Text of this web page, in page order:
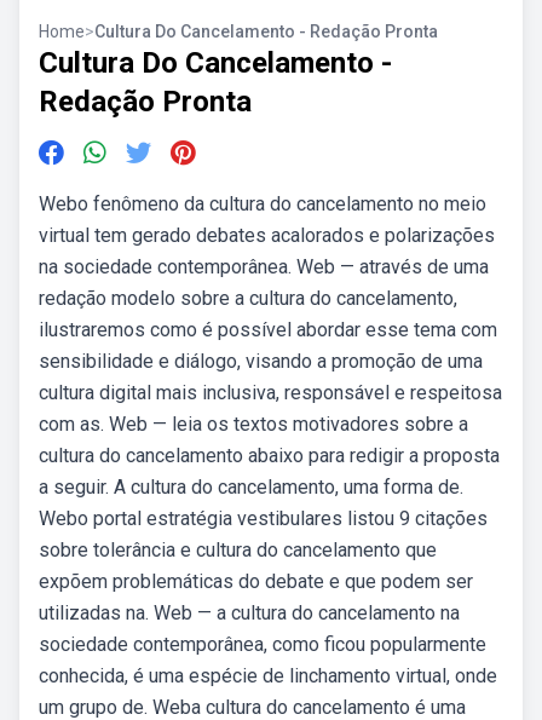
Home>Cultura Do Cancelamento - Redação Pronta
Cultura Do Cancelamento -
Redação Pronta
Webo fenômeno da cultura do cancelamento no meio
virtual tem gerado debates acalorados e polarizações
na sociedade contemporânea. Web — através de uma
redação modelo sobre a cultura do cancelamento,
ilustraremos como é possível abordar esse tema com
sensibilidade e diálogo, visando a promoção de uma
cultura digital mais inclusiva, responsável e respeitosa
com as. Web — leia os textos motivadores sobre a
cultura do cancelamento abaixo para redigir a proposta
a seguir. A cultura do cancelamento, uma forma de.
Webo portal estratégia vestibulares listou 9 citações
sobre tolerância e cultura do cancelamento que
expõem problemáticas do debate e que podem ser
utilizadas na. Web — a cultura do cancelamento na
sociedade contemporânea, como ficou popularmente
conhecida, é uma espécie de linchamento virtual, onde
um grupo de. Weba cultura do cancelamento é uma